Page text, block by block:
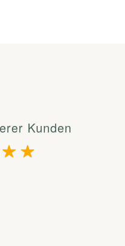
Kunden